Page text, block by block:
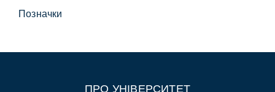
Позначки
ПРО УНІВЕРСИТЕТ